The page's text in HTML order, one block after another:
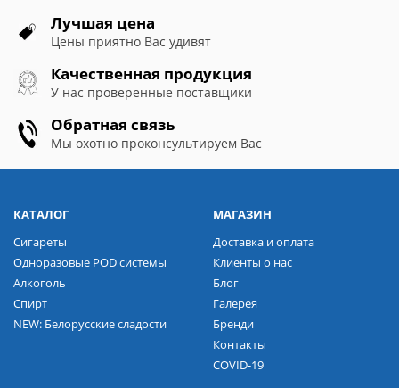
Лучшая цена
Цены приятно Вас удивят
Качественная продукция
У нас проверенные поставщики
Обратная связь
Мы охотно проконсультируем Вас
КАТАЛОГ
Сигареты
Одноразовые POD системы
Алкоголь
Спирт
NEW: Белорусские сладости
МАГАЗИН
Доставка и оплата
Клиенты о нас
Блог
Галерея
Бренди
Контакты
COVID-19